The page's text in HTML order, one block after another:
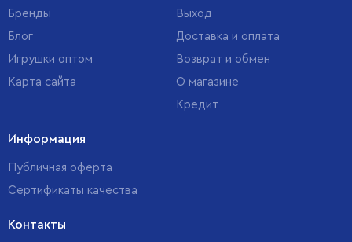
Бренды
Блог
Игрушки оптом
Карта сайта
Выход
Доставка и оплата
Возврат и обмен
О магазине
Кредит
Информация
Публичная оферта
Сертификаты качества
Контакты